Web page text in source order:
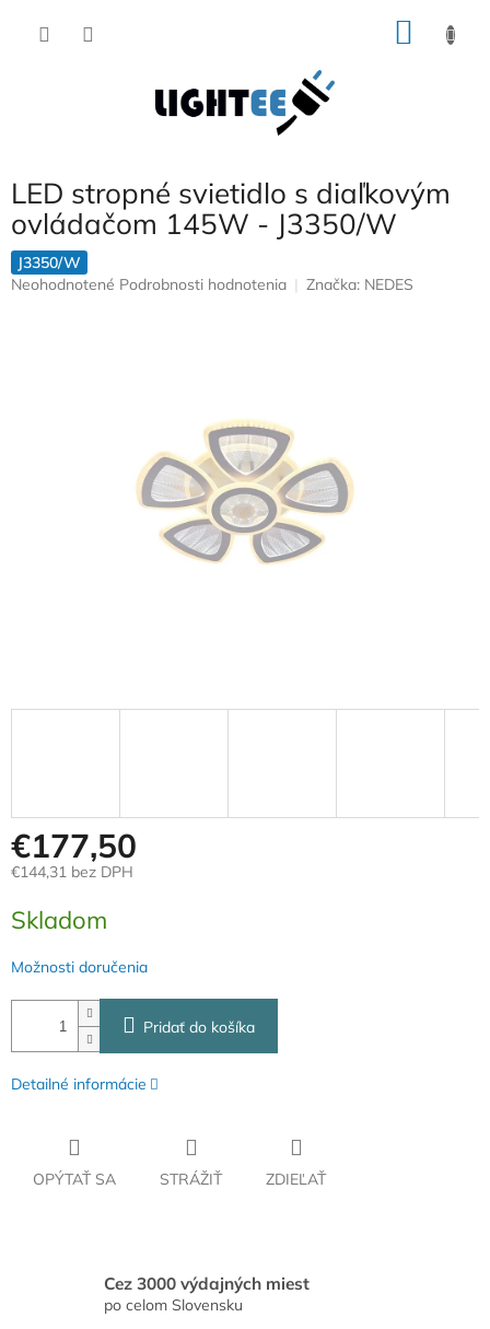
LED stropné svietidlo s diaľkovým
ovládačom 145W - J3350/W
J3350/W
Priemerné
Neohodnotené Podrobnosti hodnotenia Značka: NEDES
€177,50
€144,31 bez DPH
cena:
Skladom
Možnosti doručenia
Pridať do košíka
Detailné informácie
OPÝTAŤ SA STRÁŽIŤ ZDIEĽAŤ
Cez 3000 výdajných miest
po celom Slovensku